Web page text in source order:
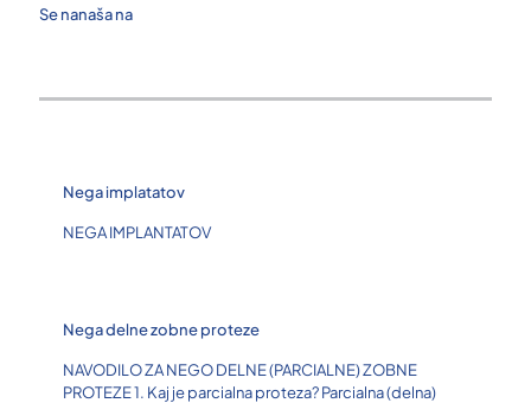
Se nanaša na
Nega implatatov
NEGA IMPLANTATOV
Nega delne zobne proteze
NAVODILO ZA NEGO DELNE (PARCIALNE) ZOBNE
PROTEZE 1. Kaj je parcialna proteza? Parcialna (delna)